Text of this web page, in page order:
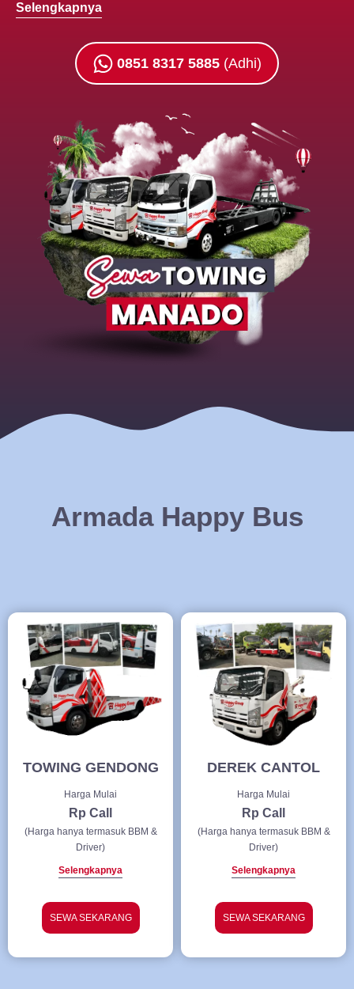
Selengkapnya
0851 8317 5885 (Adhi)
Armada Happy Bus
TOWING GENDONG
Harga Mulai
Rp Call
(Harga hanya termasuk BBM &
Driver)
Selengkapnya
SEWA SEKARANG
DEREK CANTOL
Harga Mulai
Rp Call
(Harga hanya termasuk BBM &
Driver)
Selengkapnya
SEWA SEKARANG